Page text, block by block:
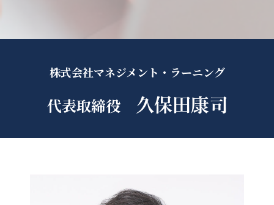
株式会社マネジメント・ラーニング
代表取締役 久保田康司